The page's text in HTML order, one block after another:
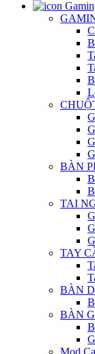
BÀN
TAI
TAY
BÀN
BÀN
Mod